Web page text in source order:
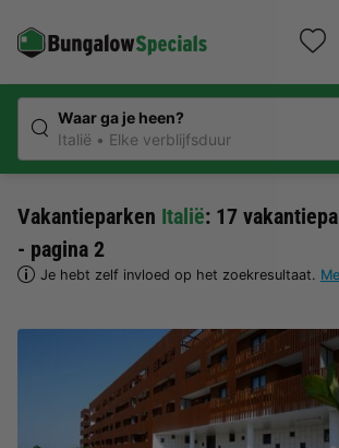
Waar ga je heen?
Italië
Elke verblijfsduur
Vakantieparken Italië: 17
- pagina 2
Je hebt zelf invloed op het zoekresultaat.